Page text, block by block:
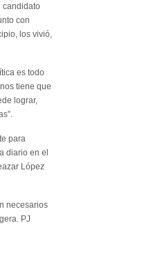
candidato
con
los vivió,
es todo
tiene que
lograr,
para
diario en el
López
necesarios
PJ